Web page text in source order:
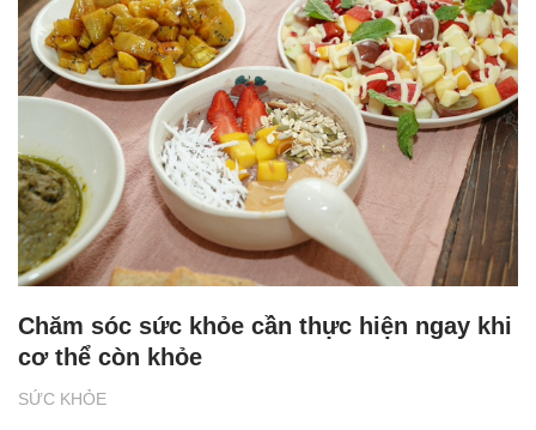
SỨC KHỎE
Chăm sóc sức khỏe cần thực hiện ngay khi
cơ thể còn khỏe